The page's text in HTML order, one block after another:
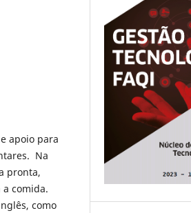
apoio para
Na
pronta,
comida.
como